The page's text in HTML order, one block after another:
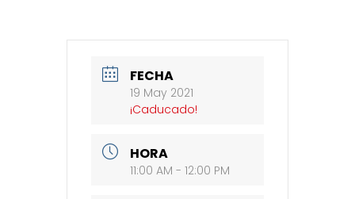
FECHA
19 May 2021
¡Caducado!
HORA
11:00 AM - 12:00 PM